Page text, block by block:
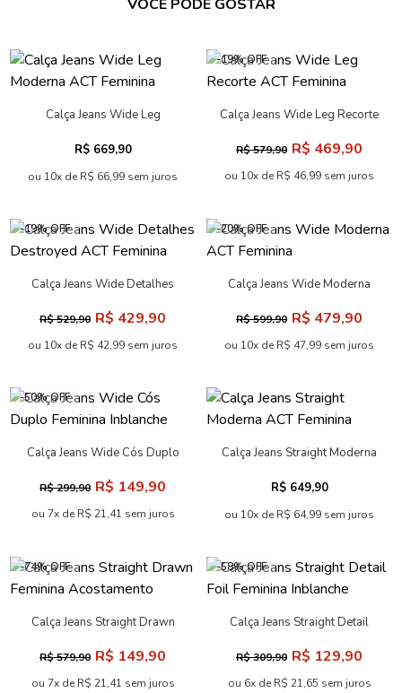
VOCÊ PODE GOSTAR
Calça Jeans Wide Leg
R$ 669,90
ou 10x de R$ 66,99 sem juros
-19% OFF
Calça Jeans Wide Leg Recorte
R$ 579,90 R$ 469,90
ou 10x de R$ 46,99 sem juros
-19% OFF
Calça Jeans Wide Detalhes
R$ 529,90 R$ 429,90
ou 10x de R$ 42,99 sem juros
-20% OFF
Calça Jeans Wide Moderna
R$ 599,90 R$ 479,90
ou 10x de R$ 47,99 sem juros
-50% OFF
Calça Jeans Wide Cós Duplo
R$ 299,90 R$ 149,90
ou 7x de R$ 21,41 sem juros
Calça Jeans Straight Moderna
R$ 649,90
ou 10x de R$ 64,99 sem juros
-74% OFF
Calça Jeans Straight Drawn
R$ 579,90 R$ 149,90
ou 7x de R$ 21,41 sem juros
-58% OFF
Calça Jeans Straight Detail
R$ 309,90 R$ 129,90
ou 6x de R$ 21,65 sem juros